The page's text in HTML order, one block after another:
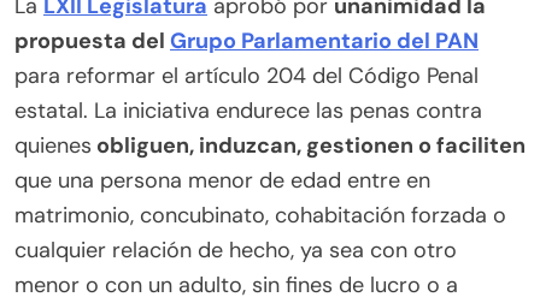
La LXII Legislatura aprobó por unanimidad la
propuesta del Grupo Parlamentario del PAN
para reformar el artículo 204 del Código Penal
estatal. La iniciativa endurece las penas contra
quienes obliguen, induzcan, gestionen o faciliten
que una persona menor de edad entre en
matrimonio, concubinato, cohabitación forzada o
cualquier relación de hecho, ya sea con otro
menor o con un adulto, sin fines de lucro o a